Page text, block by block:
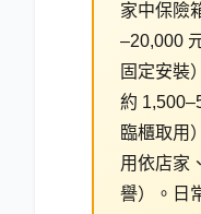
家中保險
–20,000
固定安裝
約
臨櫃取用
用依店家
譽）。日